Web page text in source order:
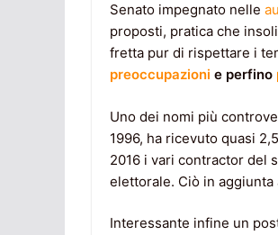
Senato impegnato nelle
proposti, pratica che
fretta pur di rispettare i
preoccupazioni e perfino
Uno dei nomi più
1996, ha ricevuto quasi
2016 i vari contractor del
elettorale. Ciò in
Interessante infine un